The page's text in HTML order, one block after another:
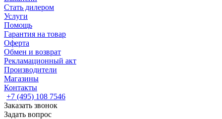
Стать дилером
Услуги
Помощь
Гарантия на товар
Оферта
Обмен и возврат
Рекламационный акт
Производители
Магазины
Контакты
+7 (495) 108 7546
Заказать звонок
Задать вопрос